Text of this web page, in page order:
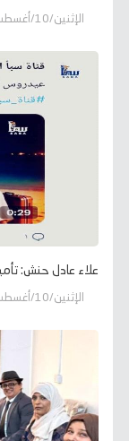
الإثنين/10/أغسطس/2026 - 12:25 م
علاء عادل حنش:
الإثنين/10/أغسطس/2026 - 10:03 ص